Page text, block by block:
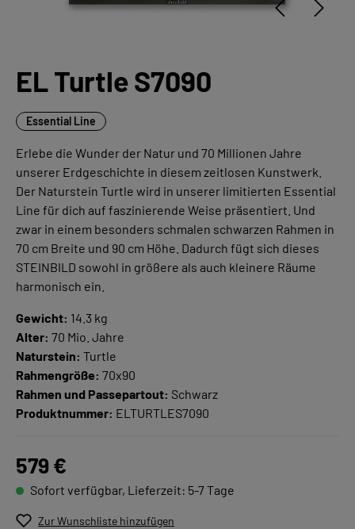
EL Turtle S7090
Essential Line
Erlebe die Wunder der Natur und 70 Millionen Jahre
unserer Erdgeschichte in diesem zeitlosen Kunstwerk.
Der Naturstein Turtle wird in unserer limitierten Essential
Line für dich auf faszinierende Weise präsentiert. Und
zwar in einem besonders schmalen schwarzen Rahmen in
70 cm Breite und 90 cm Höhe. Dadurch fügt sich dieses
STEINBILD sowohl in größere als auch kleinere Räume
harmonisch ein.
Gewicht: 14.3 kg
Alter: 70 Mio. Jahre
Naturstein: Turtle
Rahmengröße: 70x90
Rahmen und Passepartout: Schwarz
Produktnummer: ELTURTLES7090
579 €
Sofort verfügbar, Lieferzeit: 5-7 Tage
Zur Wunschliste hinzufügen